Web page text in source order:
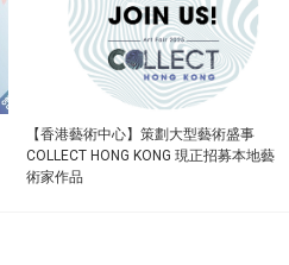
【香港藝術中心】策劃大型藝術盛事
COLLECT HONG KONG 現正招募本地藝
術家作品